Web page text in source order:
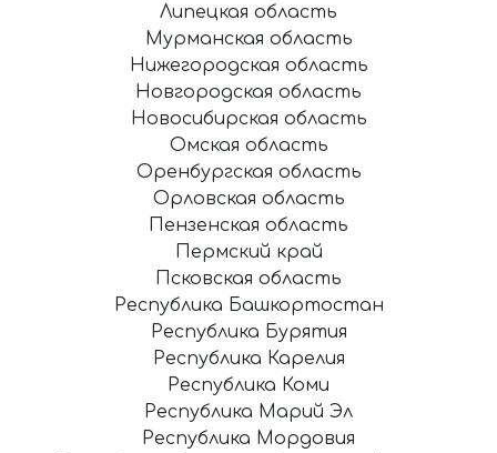
Липецкая область
Мурманская область
Нижегородская область
Новгородская область
Новосибирская область
Омская область
Оренбургская область
Орловская область
Пензенская область
Пермский край
Псковская область
Республика Башкортостан
Республика Бурятия
Республика Карелия
Республика Коми
Республика Марий Эл
Республика Мордовия